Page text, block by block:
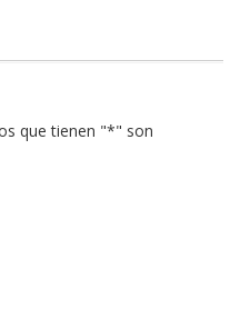
que tienen "*" son